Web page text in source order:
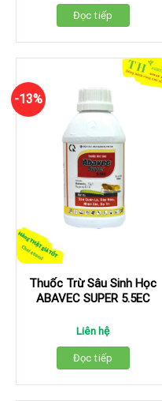
Đọc tiếp
-13%
Thuốc Trừ Sâu Sinh Học
ABAVEC SUPER 5.5EC
Liên hệ
Đọc tiếp